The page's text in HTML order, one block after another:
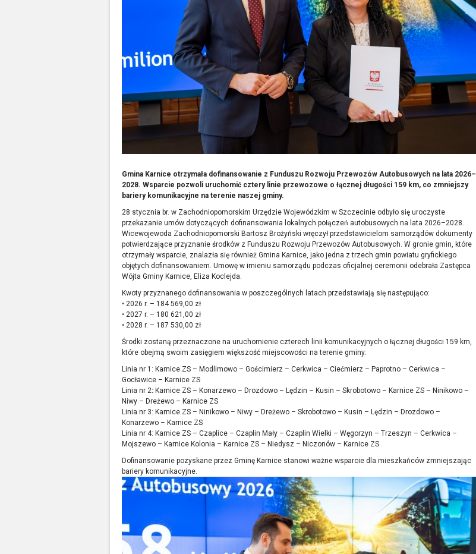
Gmina Karnice otrzymała dofinansowanie z Funduszu Rozwoju Przewozów Autobusowych na lata 2026–
2028. Wsparcie pozwoli uruchomić cztery linie przewozowe o łącznej długości 159 km, co zmniejszy
bariery komunikacyjne na terenie naszej gminy.
28 stycznia br. w Zachodniopomorskim Urzędzie Wojewódzkim w Szczecinie odbyło się uroczyste
przekazanie umów dotyczących dofinansowania lokalnych połączeń autobusowych na lata 2026–2028.
Wicewojewoda Zachodniopomorski Bartosz Brożyński wręczył przedstawicielom samorządów dokumenty
potwierdzające przyznanie środków z Funduszu Rozwoju Przewozów Autobusowych. W gronie gmin, które
otrzymały wsparcie, znalazła się również Gmina Karnice, jako jedna z trzech gmin powiatu gryfickiego
objętych dofinansowaniem. Umowę w imieniu samorządu podczas oficjalnej ceremonii odebrała Zastępca
Wójta Gminy Karnice, Eliza Koclejda.
Kwoty przyznanego dofinansowania w poszczególnych latach przedstawiają się następująco:
• 2026 r. – 184 569,00 zł
• 2027 r. – 180 621,00 zł
• 2028 r. – 187 530,00 zł
Środki zostaną przeznaczone na uruchomienie czterech linii komunikacyjnych o łącznej długości 159 km,
które obejmą swoim zasięgiem większość miejscowości na terenie gminy:
Linia nr 1: Karnice ZS – Modlimowo – Gościmierz – Cerkwica – Ciećmierz – Paprotno – Cerkwica –
Gocławice – Karnice ZS
Linia nr 2:Karnice ZS – Konarzewo – Drozdowo – Lędzin – Kusin – Skrobotowo – Karnice ZS – Ninikowo –
Niwy – Dreżewo – Karnice ZS
Linia nr 3: Karnice ZS – Ninikowo – Niwy – Dreżewo – Skrobotowo – Kusin – Lędzin – Drozdowo –
Konarzewo – Karnice ZS
Linia nr 4: Karnice ZS – Czaplice – Czaplin Mały – Czaplin Wielki – Węgorzyn – Trzeszyn – Cerkwica –
Mojszewo – Karnice Kolonia – Karnice ZS – Niedysz – Niczonów – Karnice ZS
Dofinansowanie pozyskane przez Gminę Karnice stanowi ważne wsparcie dla mieszkańców zmniejszając
bariery komunikacyjne.